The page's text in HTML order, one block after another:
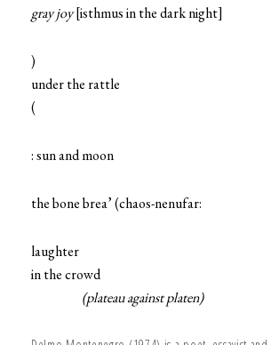
gray joy[isthmus in the dark night]
)
under the rattle
(
: sun and moon
the bone brea’ (chaos-nenufar:
laughter
in the crowd
(plateau against platen)